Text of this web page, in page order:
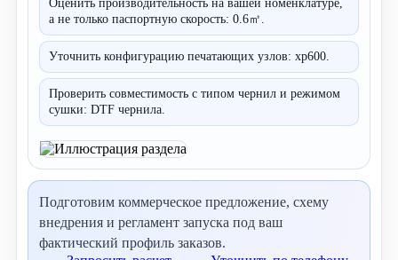
Оценить производительность на вашей номенклатуре,
а не только паспортную скорость: 0.6㎡.
Уточнить конфигурацию печатающих узлов: xp600.
Проверить совместимость с типом чернил и режимом
сушки: DTF чернила.
Подготовим коммерческое предложение, схему
внедрения и регламент запуска под ваш
фактический профиль заказов.